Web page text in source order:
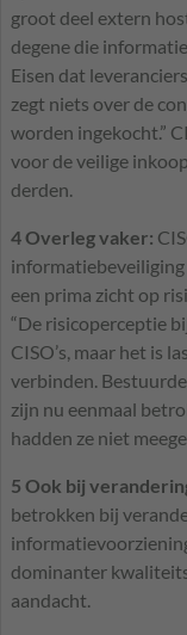
groot deel extern
degene die
Eisen dat
zegt niets over de
worden ingekocht.”
voor de veilige
derden.
4 Overleg vaker:
een prima zicht op
“De risicoperceptie
CISO’s, maar het is
verbinden.
zijn nu eenmaal
hadden ze niet
5 Ook bij
betrokken bij
dominanter
aandacht.